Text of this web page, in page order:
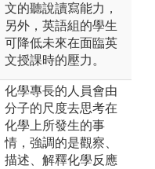
文的聽說讀寫能力，
另外，英語組的學生
可降低未來在面臨英
文授課時的壓力。
化學專長的人員會由
分子的尺度去思考在
化學上所發生的事
情，強調的是觀察、
描述、解釋化學反應